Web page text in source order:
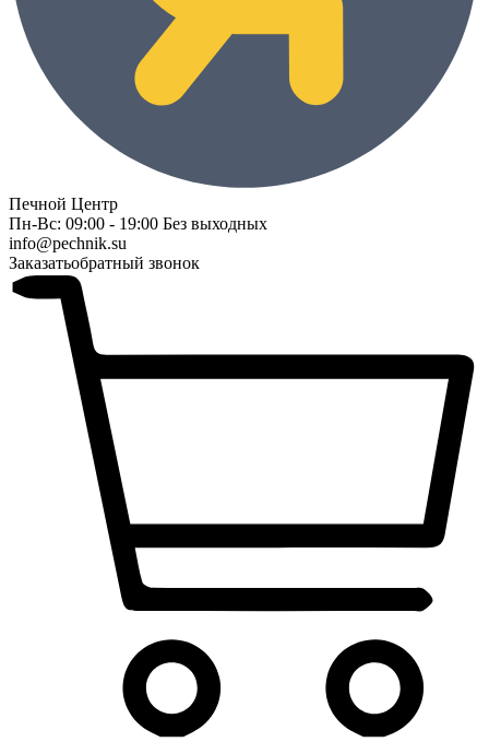
Печной Центр
Пн-Вс: 09:00 - 19:00 Без выходных
info@pechnik.su
Заказатьобратный звонок